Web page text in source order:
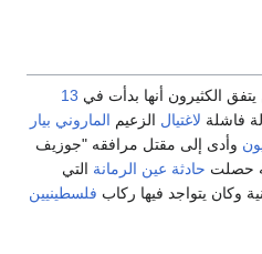
الكثيرون أنها بدأت في 13
فاشلة لاغتيال الزعيم الماروني بيار
وأدى إلى مقتل مرافقه "جوزيف
حصلت حادثة عين الرمانة التي
وكان يتواجد فيها ركاب فلسطينيين